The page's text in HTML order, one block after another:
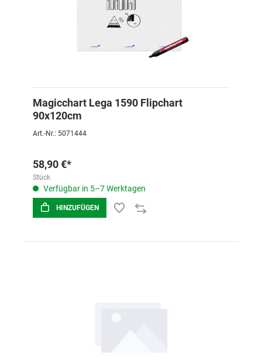
Magicchart Lega 1590 Flipchart
90x120cm
Art.-Nr.: 5071444
58,90 €*
Stück
Verfügbar in 5–7 Werktagen
HINZUFÜGEN